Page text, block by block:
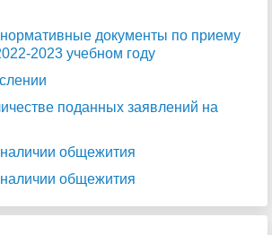
документы по приему
2023 учебном году
поданных заявлений на
общежития
общежития